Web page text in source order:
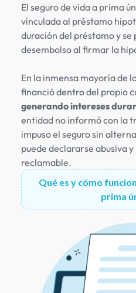
El seguro de vida a prima
vinculada al préstamo
duración del préstamo y se
desembolso al firmar la
En la inmensa mayoría de
financió dentro del propio
generando intereses
entidad no informó con la
impuso el seguro sin
puede declararse abusiva
reclamable.
Qué es y cómo
prima